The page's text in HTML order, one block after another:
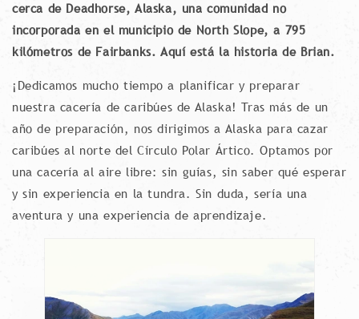
cerca de Deadhorse, Alaska, una comunidad no
incorporada en el municipio de North Slope, a 795
kilómetros de Fairbanks. Aquí está la historia de Brian.
¡Dedicamos mucho tiempo a planificar y preparar
nuestra cacería de caribúes de Alaska! Tras más de un
año de preparación, nos dirigimos a Alaska para cazar
caribúes al norte del Círculo Polar Ártico. Optamos por
una cacería al aire libre: sin guías, sin saber qué esperar
y sin experiencia en la tundra. Sin duda, sería una
aventura y una experiencia de aprendizaje.